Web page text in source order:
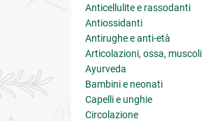
Anticellulite e rassodanti
Antiossidanti
Antirughe e anti-età
Articolazioni, ossa, muscoli
Ayurveda
Bambini e neonati
Capelli e unghie
Circolazione